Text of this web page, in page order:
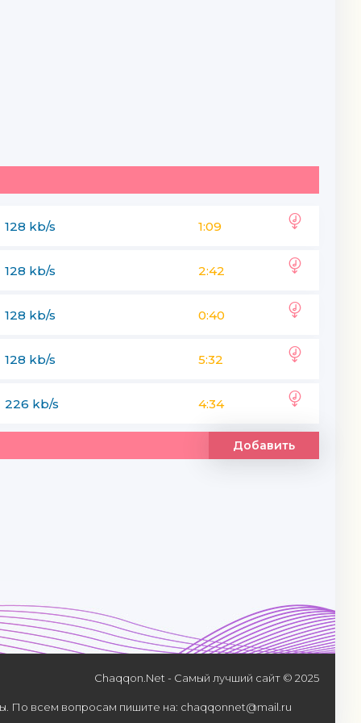
128 kb/s 1:09
128 kb/s 2:42
128 kb/s 0:40
128 kb/s 5:32
226 kb/s 4:34
Добавить
Chaqqon.Net - Самый лучший сайт © 2025
По всем вопросам пишите на: chaqqonnet@mail.ru